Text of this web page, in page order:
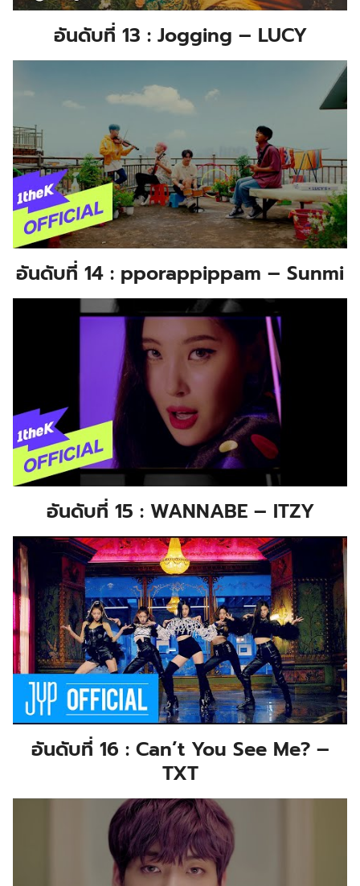
อันดับที่ 13 : Jogging – LUCY
อันดับที่ 14 : pporappippam – Sunmi
อันดับที่ 15 : WANNABE – ITZY
อันดับที่ 16 : Can’t You See Me? –
TXT